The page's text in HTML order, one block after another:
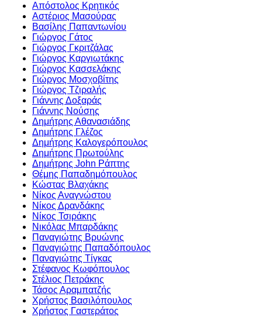
Απόστολος Κρητικός
Αστέριος Μασούρας
Βασίλης Παπαντωνίου
Γιώργος Γάτος
Γιώργος Γκριτζάλας
Γιώργος Καργιωτάκης
Γιώργος Κασσελάκης
Γιώργος Μοσχοβίτης
Γιώργος Τζιραλής
Γιάννης Δοξαράς
Γιάννης Νούσης
Δημήτρης Αθανασιάδης
Δημήτρης Γλέζος
Δημήτρης Καλογερόπουλος
Δημήτρης Πρωτούλης
Δημήτρης John Ράπτης
Θέμης Παπαδημόπουλος
Κώστας Βλαχάκης
Νίκος Αναγνώστου
Νίκος Δρανδάκης
Νίκος Τσιράκης
Νικόλας Μπαρδάκης
Παναγιώτης Βρυώνης
Παναγιώτης Παπαδόπουλος
Παναγιώτης Τίγκας
Στέφανος Κωφόπουλος
Στέλιος Πετράκης
Τάσος Αραμπατζής
Χρήστος Βασιλόπουλος
Χρήστος Γαστεράτος